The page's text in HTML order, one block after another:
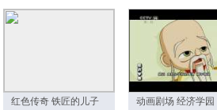
红色传奇 铁匠的儿子
动画剧场 经济学园